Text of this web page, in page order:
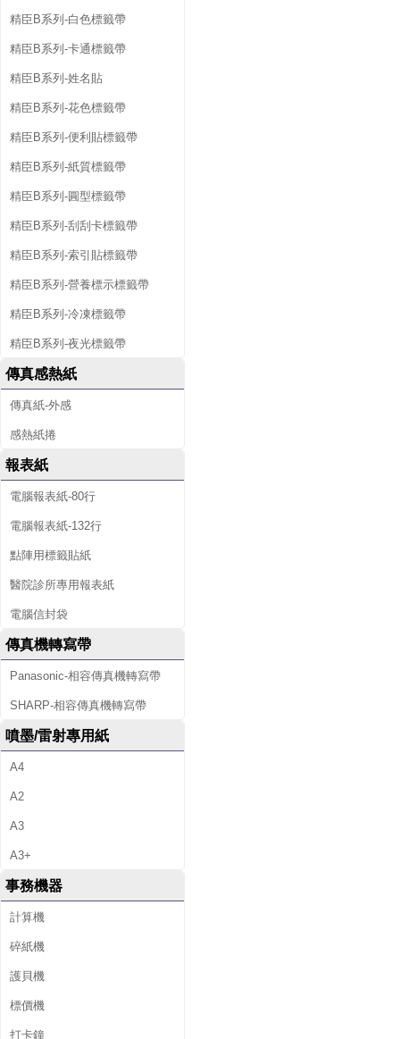
精臣B系列-白色標籤帶
精臣B系列-卡通標籤帶
精臣B系列-姓名貼
精臣B系列-花色標籤帶
精臣B系列-便利貼標籤帶
精臣B系列-紙質標籤帶
精臣B系列-圓型標籤帶
精臣B系列-刮刮卡標籤帶
精臣B系列-索引貼標籤帶
精臣B系列-營養標示標籤帶
精臣B系列-冷凍標籤帶
精臣B系列-夜光標籤帶
傳真感熱紙
傳真紙-外感
感熱紙捲
報表紙
電腦報表紙-80行
電腦報表紙-132行
點陣用標籤貼紙
醫院診所專用報表紙
電腦信封袋
傳真機轉寫帶
Panasonic-相容傳真機轉寫帶
SHARP-相容傳真機轉寫帶
噴墨/雷射專用紙
A4
A2
A3
A3+
事務機器
計算機
碎紙機
護貝機
標價機
打卡鐘